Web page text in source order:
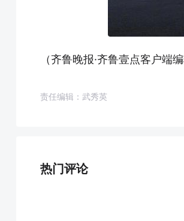
（齐鲁晚报·齐鲁壹点客户端
责任编辑：武秀英
热门评论